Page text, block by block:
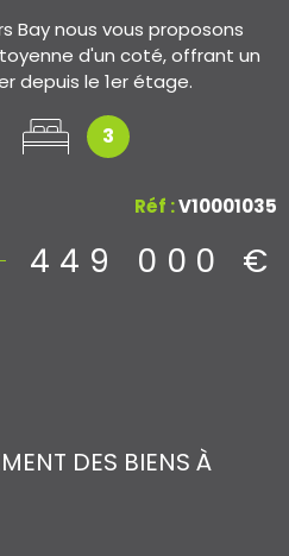
Bay nous vous proposons
d'un coté, offrant un
depuis le 1er étage.
balcon- Cuisine ouverte sur
pour accéder à Marigot ;
3
Réf :V10001035
449 000 €
DES BIENS À